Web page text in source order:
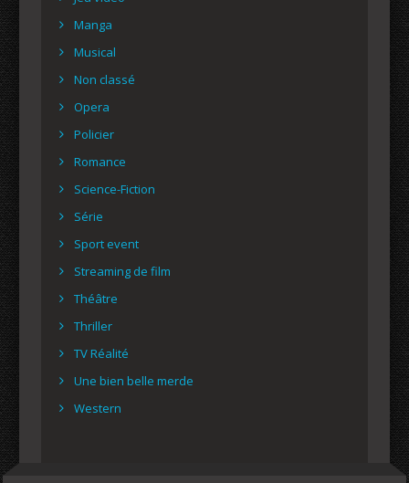
Manga
Musical
Non classé
Opera
Policier
Romance
Science-Fiction
Série
Sport event
Streaming de film
Théâtre
Thriller
TV Réalité
Une bien belle merde
Western